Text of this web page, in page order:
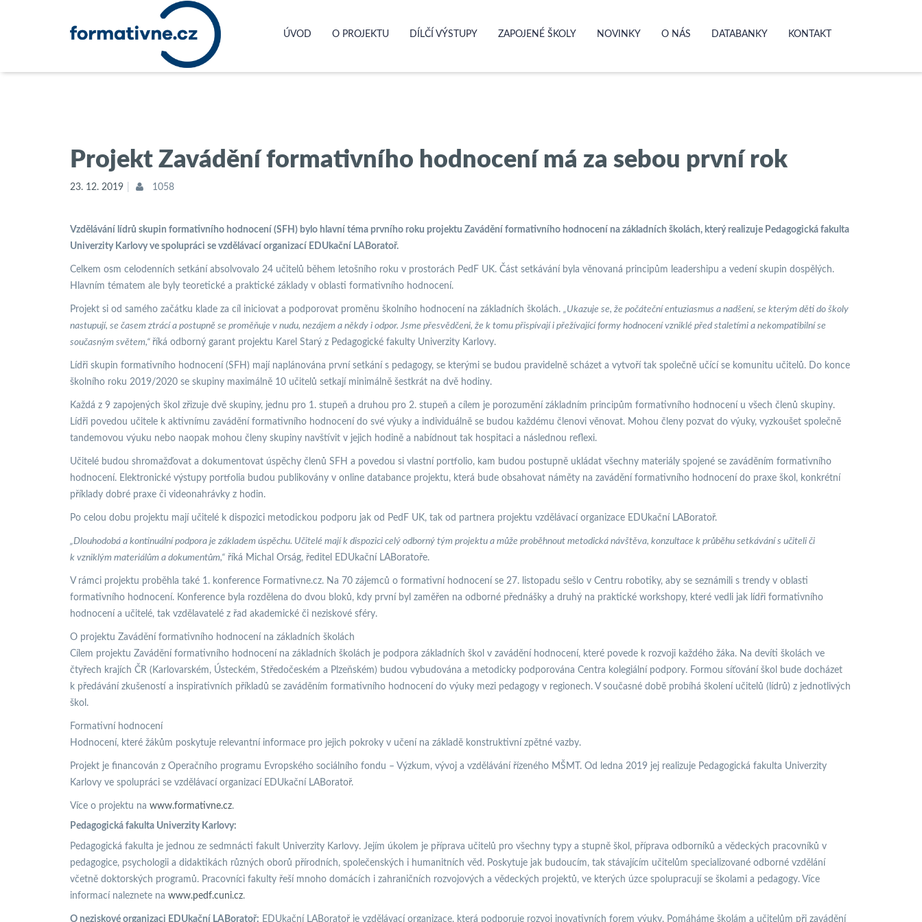
ÚVOD O PROJEKTU DÍLČÍ VÝSTUPY ZAPOJENÉ ŠKOLY NOVINKY O NÁS DATABANKY KONTAKT
Projekt Zavádění formativního hodnocení má za sebou první rok
23. 12. 2019 1058
Vzdělávání lídrů skupin formativního hodnocení (SFH) bylo hlavní téma prvního roku projektu Zavádění formativního hodnocení na základních školách, který realizuje Pedagogická fakulta
Univerzity Karlovy ve spolupráci se vzdělávací organizací EDUkační LABoratoř.
Celkem osm celodenních setkání absolvovalo 24 učitelů během letošního roku v prostorách PedF UK. Část setkávání byla věnovaná principům leadershipu a vedení skupin dospělých.
Hlavním tématem ale byly teoretické a praktické základy v oblasti formativního hodnocení.
Projekt si od samého začátku klade za cíl iniciovat a podporovat proměnu školního hodnocení na základních školách. „Ukazuje se, že počáteční entuziasmus a nadšení, se kterým děti do školy
nastupují, se časem ztrácí a postupně se proměňuje v nudu, nezájem a někdy i odpor. Jsme přesvědčeni, že k tomu přispívají i přežívající formy hodnocení vzniklé před staletími a nekompatibilní se
současným světem,“ říká odborný garant projektu Karel Starý z Pedagogické fakulty Univerzity Karlovy.
Lídři skupin formativního hodnocení (SFH) mají naplánována první setkání s pedagogy, se kterými se budou pravidelně scházet a vytvoří tak společně učící se komunitu učitelů. Do konce
školního roku 2019/2020 se skupiny maximálně 10 učitelů setkají minimálně šestkrát na dvě hodiny.
Každá z 9 zapojených škol zřizuje dvě skupiny, jednu pro 1. stupeň a druhou pro 2. stupeň a cílem je porozumění základním principům formativního hodnocení u všech členů skupiny.
Lídři povedou učitele k aktivnímu zavádění formativního hodnocení do své výuky a individuálně se budou každému členovi věnovat. Mohou členy pozvat do výuky, vyzkoušet společně
tandemovou výuku nebo naopak mohou členy skupiny navštívit v jejich hodině a nabídnout tak hospitaci a následnou reflexi.
Učitelé budou shromažďovat a dokumentovat úspěchy členů SFH a povedou si vlastní portfolio, kam budou postupně ukládat všechny materiály spojené se zaváděním formativního
hodnocení. Elektronické výstupy portfolia budou publikovány v online databance projektu, která bude obsahovat náměty na zavádění formativního hodnocení do praxe škol, konkrétní
příklady dobré praxe či videonahrávky z hodin.
Po celou dobu projektu mají učitelé k dispozici metodickou podporu jak od PedF UK, tak od partnera projektu vzdělávací organizace EDUkační LABoratoř.
„Dlouhodobá a kontinuální podpora je základem úspěchu. Učitelé mají k dispozici celý odborný tým projektu a může proběhnout metodická návštěva, konzultace k průběhu setkávání s učiteli či
k vzniklým materiálům a dokumentům,“ říká Michal Orság, ředitel EDUkační LABoratoře.
V rámci projektu proběhla také 1. konference Formativne.cz. Na 70 zájemců o formativní hodnocení se 27. listopadu sešlo v Centru robotiky, aby se seznámili s trendy v oblasti
formativního hodnocení. Konference byla rozdělena do dvou bloků, kdy první byl zaměřen na odborné přednášky a druhý na praktické workshopy, které vedli jak lídři formativního
hodnocení a učitelé, tak vzdělavatelé z řad akademické či neziskové sféry.
O projektu Zavádění formativního hodnocení na základních školách
Cílem projektu Zavádění formativního hodnocení na základních školách je podpora základních škol v zavádění hodnocení, které povede k rozvoji každého žáka. Na devíti školách ve
čtyřech krajích ČR (Karlovarském, Ústeckém, Středočeském a Plzeňském) budou vybudována a metodicky podporována Centra kolegiální podpory. Formou síťování škol bude docházet
k předávání zkušeností a inspirativních příkladů se zaváděním formativního hodnocení do výuky mezi pedagogy v regionech. V současné době probíhá školení učitelů (lídrů) z jednotlivých
škol.
Formativní hodnocení
Hodnocení, které žákům poskytuje relevantní informace pro jejich pokroky v učení na základě konstruktivní zpětné vazby.
Projekt je financován z Operačního programu Evropského sociálního fondu – Výzkum, vývoj a vzdělávání řízeného MŠMT. Od ledna 2019 jej realizuje Pedagogická fakulta Univerzity
Karlovy ve spolupráci se vzdělávací organizací EDUkační LABoratoř.
Více o projektu na www.formativne.cz.
Pedagogická fakulta Univerzity Karlovy:
Pedagogická fakulta je jednou ze sedmnácti fakult Univerzity Karlovy. Jejím úkolem je příprava učitelů pro všechny typy a stupně škol, příprava odborníků a vědeckých pracovníků v
pedagogice, psychologii a didaktikách různých oborů přírodních, společenských i humanitních věd. Poskytuje jak budoucím, tak stávajícím učitelům specializované odborné vzdělání
včetně doktorských programů. Pracovníci fakulty řeší mnoho domácích i zahraničních rozvojových a vědeckých projektů, ve kterých úzce spolupracují se školami a pedagogy. Více
informací naleznete na www.pedf.cuni.cz.
O neziskové organizaci EDUkační LABoratoř: EDUkační LABoratoř je vzdělávací organizace, která podporuje rozvoj inovativních forem výuky. Pomáháme školám a učitelům při zavádění